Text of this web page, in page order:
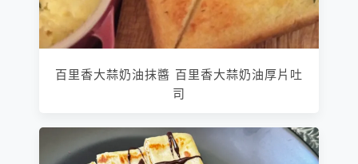
百里香大蒜奶油抹醬 百里香大蒜奶油厚片吐
司